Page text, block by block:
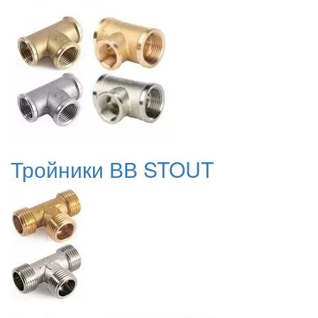
Тройники ВВ STOUT